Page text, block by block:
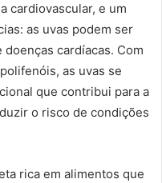
cardiovascular, e um
as uvas podem ser
cardíacas. Com
as uvas se
que contribui para a
o risco de condições
rica em alimentos que